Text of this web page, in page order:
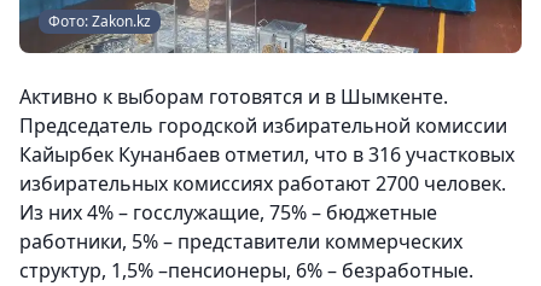
Фото: Zakon.kz
Активно к выборам готовятся и в Шымкенте.
Председатель городской избирательной комиссии
Кайырбек Кунанбаев отметил, что в 316 участковых
избирательных комиссиях работают 2700 человек.
Из них 4% – госслужащие, 75% – бюджетные
работники, 5% – представители коммерческих
структур, 1,5% –пенсионеры, 6% – безработные.